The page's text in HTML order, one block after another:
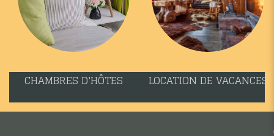
CHAMBRES D'HÔTES LOCATION DE VACANCES